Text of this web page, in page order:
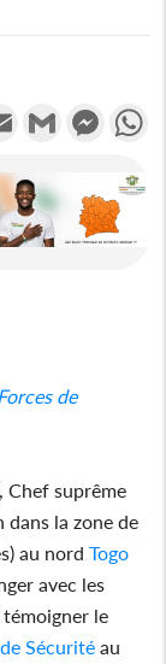
Email Gmail
de
, Chef suprême
dans la zone de
au nordTogo
avec les
le
Sécurité au